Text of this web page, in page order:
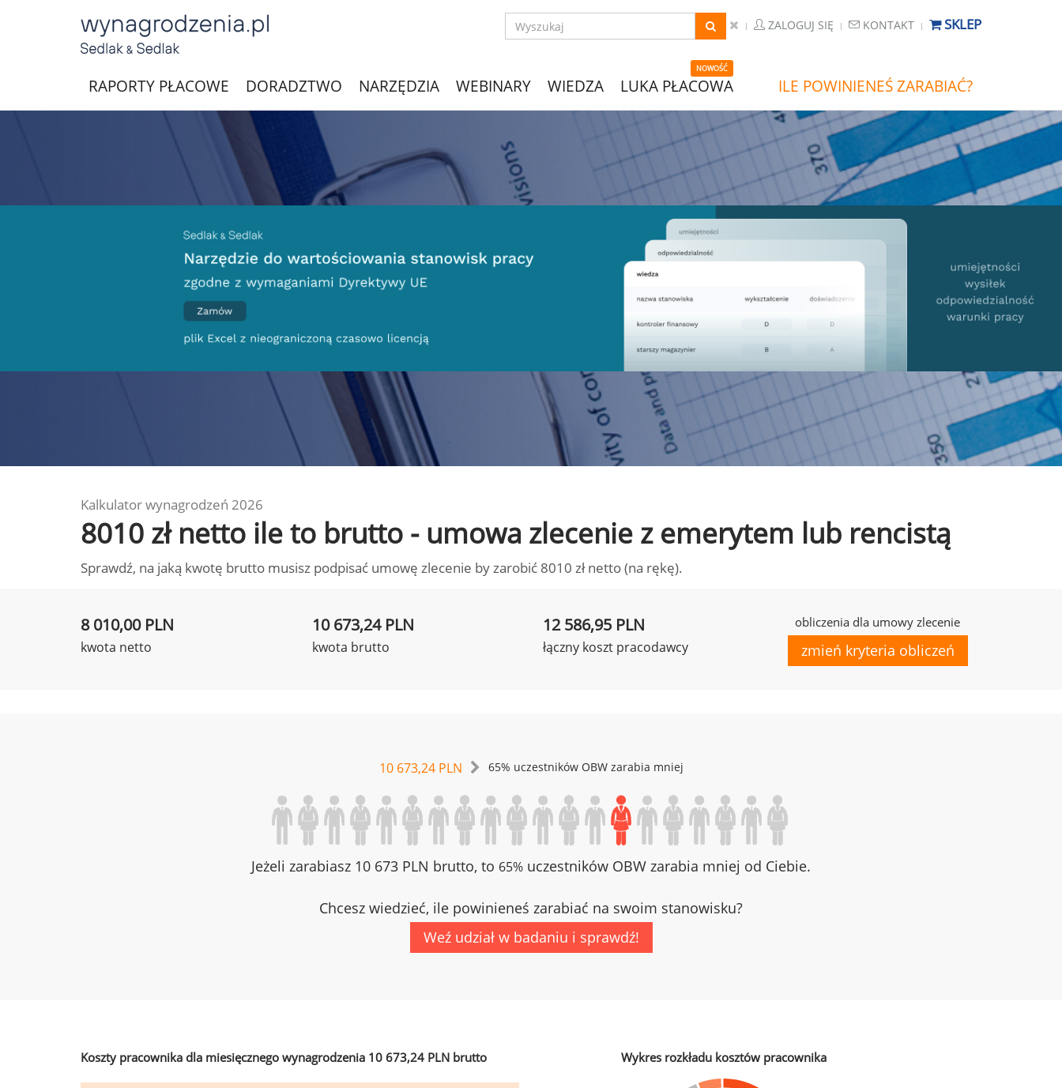
ZALOGUJ SIĘ KONTAKT SKLEP
RAPORTY PŁACOWE DORADZTWO NARZĘDZIA WEBINARY WIEDZA
NOWOŚĆ
LUKA PŁACOWA ILE POWINIENEŚ ZARABIAĆ?
Kalkulator wynagrodzeń 2026
8010 zł netto ile to brutto - umowa zlecenie z emerytem lub rencistą
Sprawdź, na jaką kwotę brutto musisz podpisać umowę zlecenie by zarobić 8010 zł netto (na rękę).
8 010,00 PLN
kwota netto
10 673,24 PLN
kwota brutto
12 586,95 PLN
łączny koszt pracodawcy
obliczenia dla umowy zlecenie
zmień kryteria obliczeń
10 673,24 PLN 65% uczestników OBW zarabia mniej
Jeżeli zarabiasz 10 673 PLN brutto, to 65% uczestników OBW zarabia mniej od Ciebie.
Chcesz wiedzieć, ile powinieneś zarabiać na swoim stanowisku?
Weź udział w badaniu i sprawdź!
Koszty pracownika dla miesięcznego wynagrodzenia 10 673,24 PLN brutto Wykres rozkładu kosztów pracownika